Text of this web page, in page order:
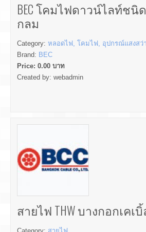
BEC โคมไฟดาวน์ไลท์ชนิ
กลม
Category: หลอดไฟ, โคมไฟ, อุปกรณ์แสงสว่
Brand: BEC
Price: 0.00 บาท
Created by: webadmin
สายไฟ THW บางกอกเคเ